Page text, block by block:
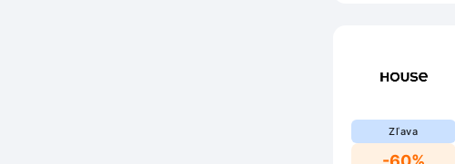
Zľava